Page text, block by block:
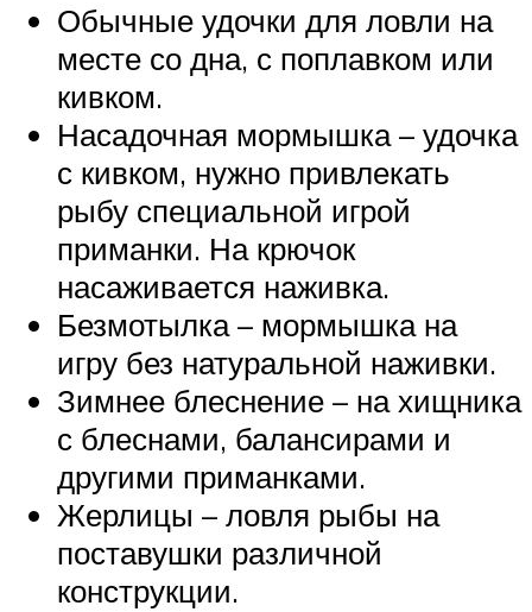
Обычные удочки для ловли на
месте со дна, с поплавком или
кивком.
Насадочная мормышка – удочка
с кивком, нужно привлекать
рыбу специальной игрой
приманки. На крючок
насаживается наживка.
Безмотылка – мормышка на
игру без натуральной наживки.
Зимнее блеснение – на хищника
с блеснами, балансирами и
другими приманками.
Жерлицы – ловля рыбы на
поставушки различной
конструкции.